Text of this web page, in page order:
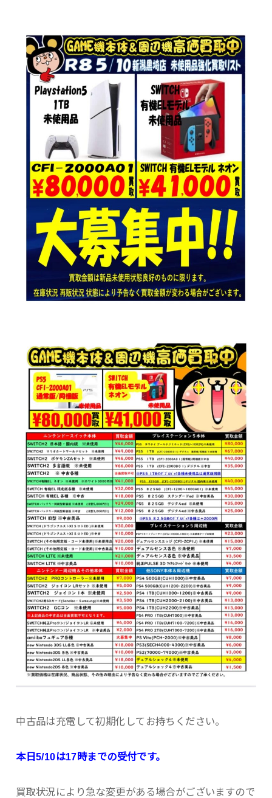
中古品は充電して初期化してお持ちください。
本日5/10は17時までの受付です。
買取状況により急な変更がある場合がございますので